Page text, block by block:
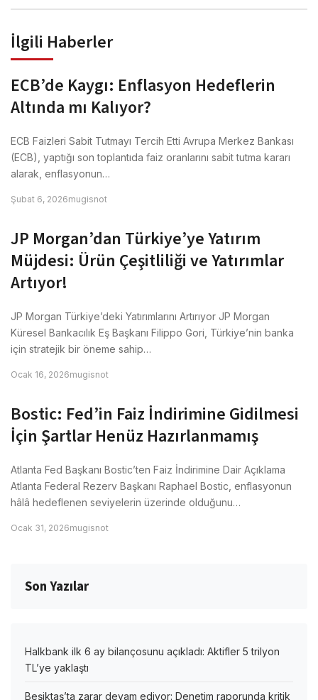
İlgili Haberler
ECB’de Kaygı: Enflasyon Hedeflerin
Altında mı Kalıyor?
ECB Faizleri Sabit Tutmayı Tercih Etti Avrupa Merkez Bankası
(ECB), yaptığı son toplantıda faiz oranlarını sabit tutma kararı
alarak, enflasyonun…
Şubat 6, 2026mugisnot
JP Morgan’dan Türkiye’ye Yatırım
Müjdesi: Ürün Çeşitliliği ve Yatırımlar
Artıyor!
JP Morgan Türkiye’deki Yatırımlarını Artırıyor JP Morgan
Küresel Bankacılık Eş Başkanı Filippo Gori, Türkiye’nin banka
için stratejik bir öneme sahip…
Ocak 16, 2026mugisnot
Bostic: Fed’in Faiz İndirimine Gidilmesi
İçin Şartlar Henüz Hazırlanmamış
Atlanta Fed Başkanı Bostic’ten Faiz İndirimine Dair Açıklama
Atlanta Federal Rezerv Başkanı Raphael Bostic, enflasyonun
hâlâ hedeflenen seviyelerin üzerinde olduğunu…
Ocak 31, 2026mugisnot
Son Yazılar
Halkbank ilk 6 ay bilançosunu açıkladı: Aktifler 5 trilyon
TL’ye yaklaştı
Beşiktaş’ta zarar devam ediyor: Denetim raporunda kritik